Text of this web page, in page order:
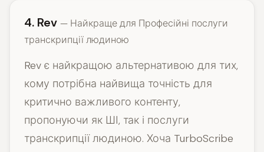
4. Rev — Найкраще для Професійні послуги
транскрипції людиною
Rev є найкращою альтернативою для тих,
кому потрібна найвища точність для
критично важливого контенту,
пропонуючи як ШІ, так і послуги
транскрипції людиною. Хоча TurboScribe